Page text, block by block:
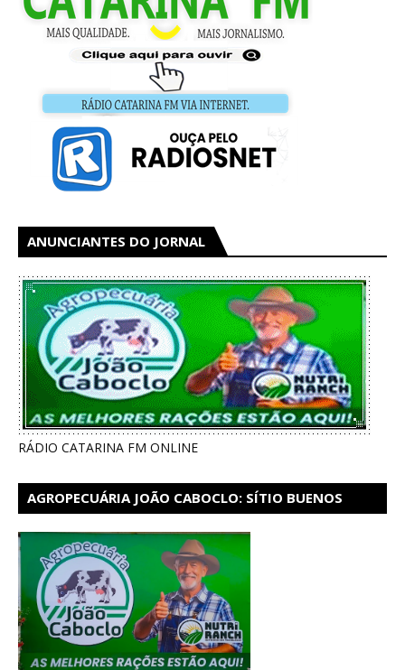
ANUNCIANTES DO JORNAL
RÁDIO CATARINA FM ONLINE
AGROPECUÁRIA JOÃO CABOCLO: SÍTIO BUENOS